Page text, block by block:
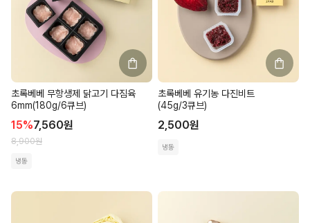
초록베베 무항생제 닭고기 다짐육
6mm(180g/6큐브)
15%7,560원
8,900원
냉동
초록베베 유기농 다진비트
(45g/3큐브)
2,500원
냉동